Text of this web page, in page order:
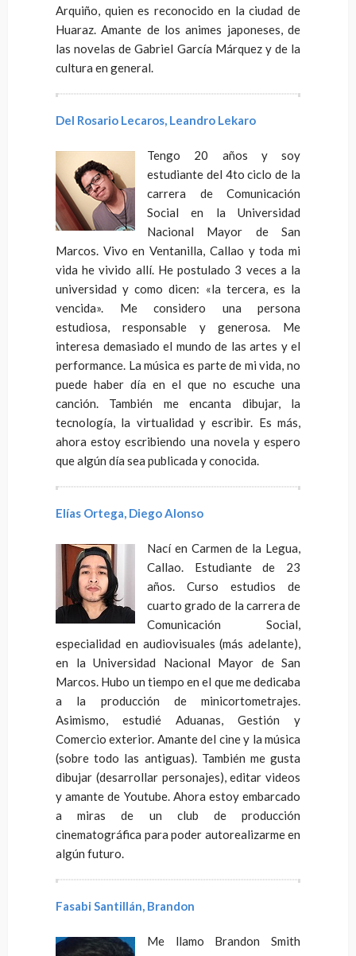
Arquiño, quien es reconocido en la ciudad de
Huaraz. Amante de los animes japoneses, de
las novelas de Gabriel García Márquez y de la
cultura en general.
Del Rosario Lecaros, Leandro Lekaro
Tengo 20 años y soy
estudiante del 4to ciclo de la
carrera de Comunicación
Social en la Universidad
Nacional Mayor de San
Marcos. Vivo en Ventanilla, Callao y toda mi
vida he vivido allí. He postulado 3 veces a la
universidad y como dicen: «la tercera, es la
vencida». Me considero una persona
estudiosa, responsable y generosa. Me
interesa demasiado el mundo de las artes y el
performance. La música es parte de mi vida, no
puede haber día en el que no escuche una
canción. También me encanta dibujar, la
tecnología, la virtualidad y escribir. Es más,
ahora estoy escribiendo una novela y espero
que algún día sea publicada y conocida.
Elías Ortega, Diego Alonso
Nací en Carmen de la Legua,
Callao. Estudiante de 23
años. Curso estudios de
cuarto grado de la carrera de
Comunicación Social,
especialidad en audiovisuales (más adelante),
en la Universidad Nacional Mayor de San
Marcos. Hubo un tiempo en el que me dedicaba
a la producción de minicortometrajes.
Asimismo, estudié Aduanas, Gestión y
Comercio exterior. Amante del cine y la música
(sobre todo las antiguas). También me gusta
dibujar (desarrollar personajes), editar videos
y amante de Youtube. Ahora estoy embarcado
a miras de un club de producción
cinematográfica para poder autorealizarme en
algún futuro.
Fasabi Santillán, Brandon
Me llamo Brandon Smith